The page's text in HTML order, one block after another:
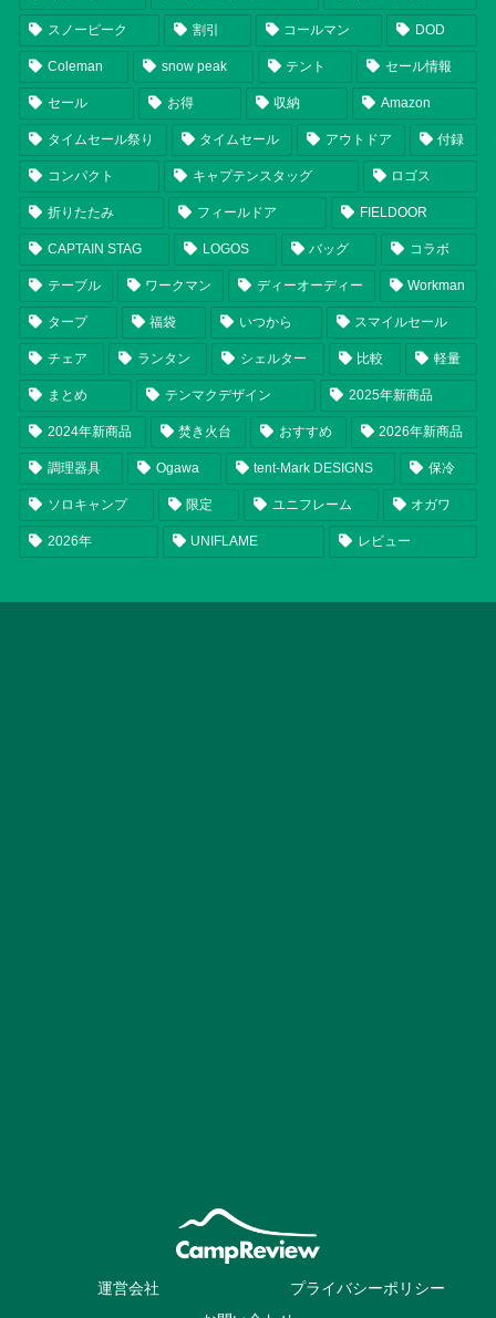
スノーピーク 割引 コールマン DOD
Coleman snow peak テント セール情報
セール お得 収納 Amazon
タイムセール祭り タイムセール アウトドア 付録
コンパクト キャプテンスタッグ ロゴス
折りたたみ フィールドア FIELDOOR
CAPTAIN STAG LOGOS バッグ コラボ
テーブル ワークマン ディーオーディー Workman
タープ 福袋 いつから スマイルセール
チェア ランタン シェルター 比較 軽量
まとめ テンマクデザイン 2025年新商品
2024年新商品 焚き火台 おすすめ 2026年新商品
調理器具 Ogawa tent-Mark DESIGNS 保冷
ソロキャンプ 限定 ユニフレーム オガワ
2026年 UNIFLAME レビュー
運営会社
プライバシーポリシー